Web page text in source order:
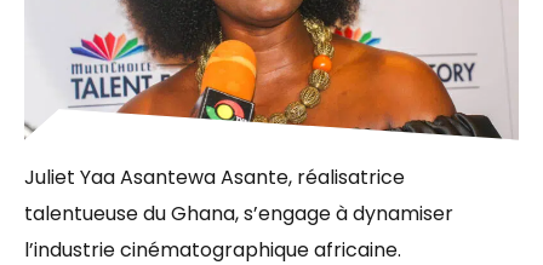
Juliet Yaa Asantewa Asante, réalisatrice
talentueuse du Ghana, s’engage à dynamiser
l’industrie cinématographique africaine.